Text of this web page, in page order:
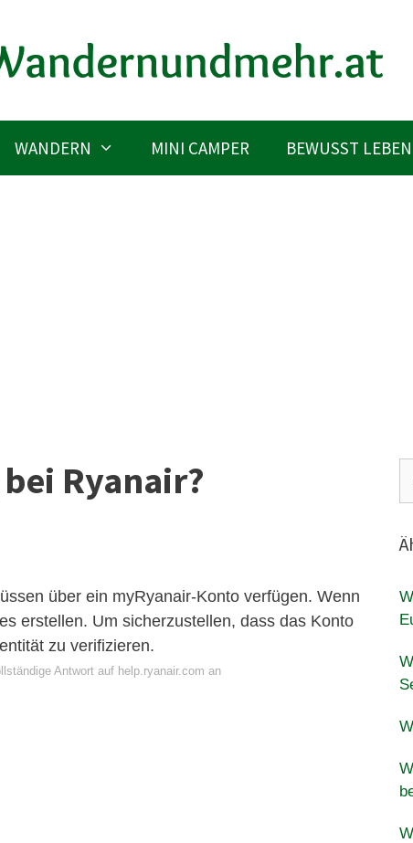
WANDERN MINI CAMPER BEWUSST LEBEN
Ryanair?
über ein myRyanair-Konto verfügen. Wenn
erstellen. Um sicherzustellen, dass das Konto
zu verifizieren.
Antwort auf help.ryanair.com an